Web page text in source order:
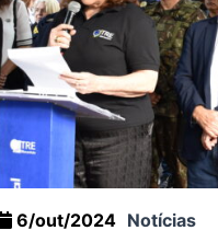
6/out/2024 Notícias